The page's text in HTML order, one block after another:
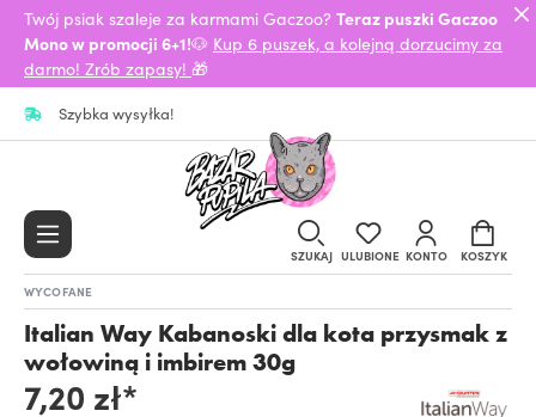
Twój psiak szaleje za karmami Gaczoo? Teraz puszki Gaczoo
Mono w promocji 6+1!🐶 Kup 6 puszek, a kolejną dorzucimy za
darmo! Zrób zapasy! 🎁
Szybka wysyłka!
SZUKAJ ULUBIONE KONTO KOSZYK
WYCOFANE
Italian Way Kabanoski dla kota przysmak z
wołowiną i imbirem 30g
7,20 zł*